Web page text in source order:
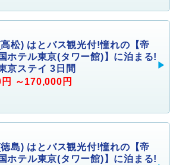
松) はとバス観光付!憧れの【帝
国ホテル東京(タワー館)】に泊まる!
京ステイ 3日間
～170,000円
島) はとバス観光付!憧れの【帝
国ホテル東京(タワー館)】に泊まる!